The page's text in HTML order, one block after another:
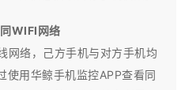
WIFI网络
网络，己方手机与对方手机均
使用华鲸手机监控APP查看同